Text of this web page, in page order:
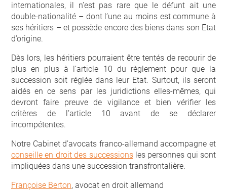
internationales, il n’est pas rare que le défunt ait une
double-nationalité – dont l’une au moins est commune à
ses héritiers – et possède encore des biens dans son Etat
d’origine.
Dès lors, les héritiers pourraient être tentés de recourir de
plus en plus à l’article 10 du règlement pour que la
succession soit réglée dans leur Etat. Surtout, ils seront
aidés en ce sens par les juridictions elles-mêmes, qui
devront faire preuve de vigilance et bien vérifier les
critères de l’article 10 avant de se déclarer
incompétentes.
Notre Cabinet d’avocats franco-allemand accompagne et
conseille en droit des successionsles personnes qui sont
impliquées dans une succession transfrontalière.
Françoise Berton, avocat en droit allemand